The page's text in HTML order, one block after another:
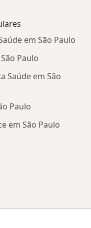
em São Paulo
Paulo
Saúde em São
Paulo
em São Paulo